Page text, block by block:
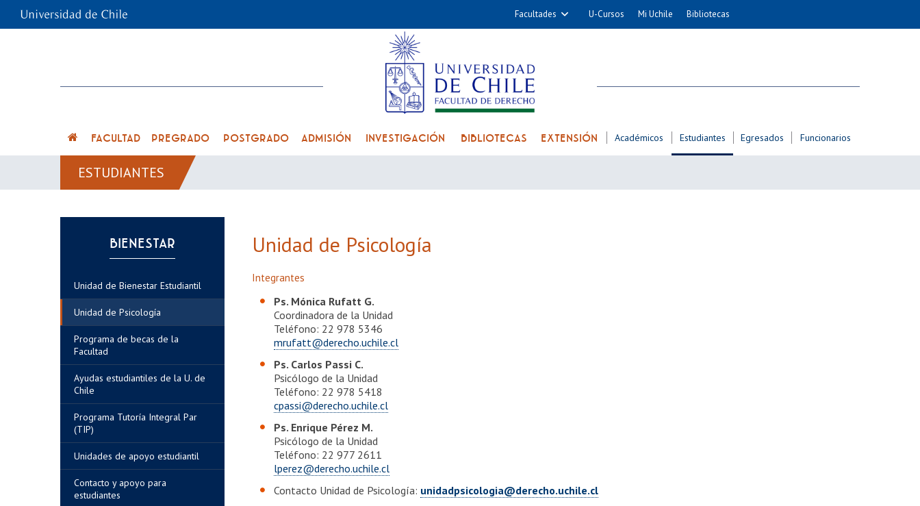
Facultades
Cs. Químicas y Farmacéuticas
Medicina
Odontología
U-Cursos Mi Uchile Bibliotecas
FACULTAD PREGRADO POSTGRADO ADMISIÓN INVESTIGACIÓN BIBLIOTECAS EXTENSIÓN Académicos Estudiantes Egresados Funcionarios
ESTUDIANTES
BIENESTAR
Unidad de Bienestar Estudiantil
Unidad de Psicología
Programa de becas de la
Facultad
Ayudas estudiantiles de la U. de
Chile
Programa Tutoría Integral Par
(TIP)
Unidades de apoyo estudiantil
Contacto y apoyo para
estudiantes
Unidad de Psicología
Integrantes
Ps. Mónica Rufatt G.
Coordinadora de la Unidad
Teléfono: 22 978 5346
mrufatt@derecho.uchile.cl
Ps. Carlos Passi C.
Psicólogo de la Unidad
Teléfono: 22 978 5418
cpassi@derecho.uchile.cl
Ps. Enrique Pérez M.
Psicólogo de la Unidad
Teléfono: 22 977 2611
lperez@derecho.uchile.cl
Contacto Unidad de Psicología: unidadpsicologia@derecho.uchile.cl